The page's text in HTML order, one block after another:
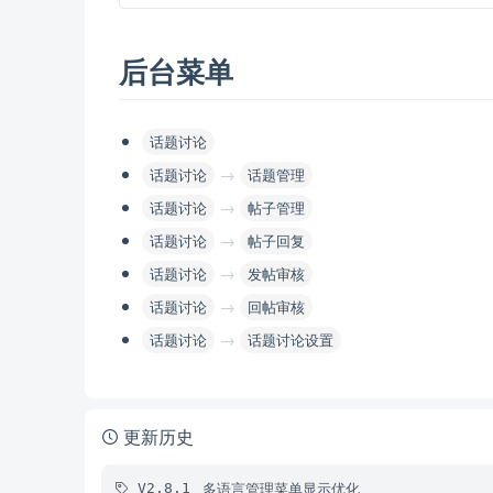
后台菜单
话题讨论
话题讨论
→
话题管理
话题讨论
→
帖子管理
话题讨论
→
帖子回复
话题讨论
→
发帖审核
话题讨论
→
回帖审核
话题讨论
→ 话题讨论设置
更新历史
V2.8.1 多语言管理菜单显示优化